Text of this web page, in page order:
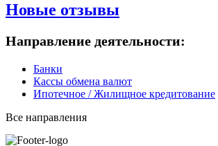
Новые отзывы
Направление деятельности:
Банки
Кассы обмена валют
Ипотечное / Жилищное кредитование
Все направления